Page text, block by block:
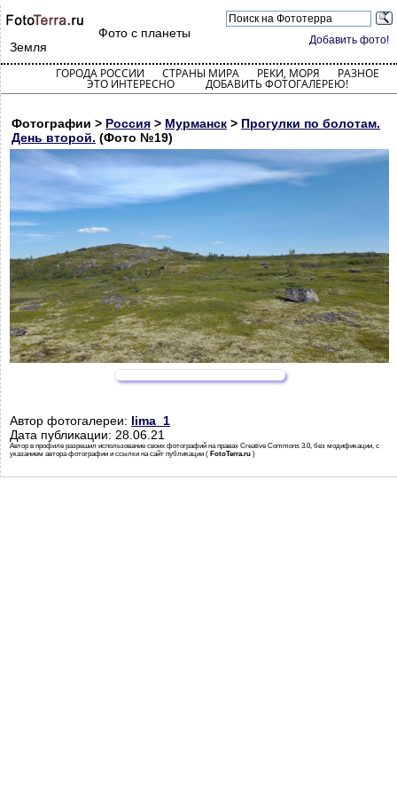
Добавить фото!
Фото с планеты
Земля
ГОРОДА РОССИИ СТРАНЫ МИРА РЕКИ, МОРЯ РАЗНОЕ
ЭТО ИНТЕРЕСНО ДОБАВИТЬ ФОТОГАЛЕРЕЮ!
Фотографии > Россия > Мурманск > Прогулки по болотам.
День второй. (Фото №19)
Автор фотогалереи: lima_1
Дата публикации: 28.06.21
Автор в профиле разрешил использование своих фотографий на правах Creative Commons 3.0, без модификации, с
указанием автора фотографии и ссылки на сайт публикации ( FotoTerra.ru )